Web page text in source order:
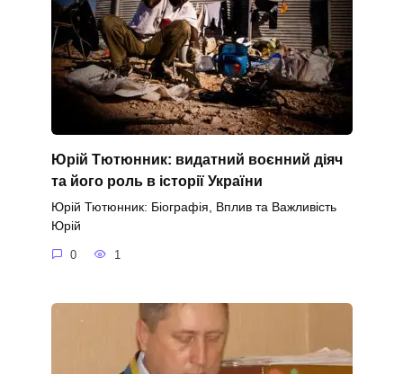
Юрій Тютюнник: видатний воєнний діяч
та його роль в історії України
Юрій Тютюнник: Біографія, Вплив та Важливість
Юрій
0 1